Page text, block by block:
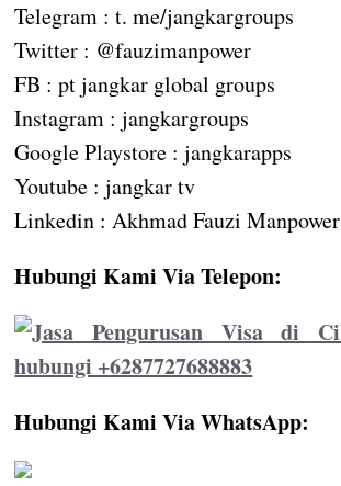
Telegram : t. me/jangkargroups
Twitter : @fauzimanpower
FB : pt jangkar global groups
Instagram : jangkargroups
Google Playstore : jangkarapps
Youtube : jangkar tv
Linkedin : Akhmad Fauzi Manpower
Hubungi Kami Via Telepon:
Hubungi Kami Via WhatsApp: